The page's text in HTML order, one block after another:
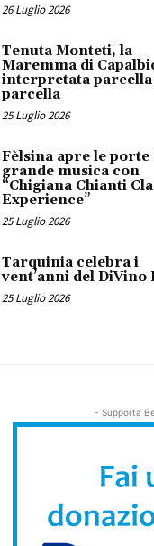
26 Luglio 2026
Tenuta Monteti, la
Maremma di
interpretata
parcella
25 Luglio 2026
Fèlsina apre le porte
grande musica con
“Chigiana Chianti
Experience”
25 Luglio 2026
Tarquinia celebra i
vent’anni del DiVino
25 Luglio 2026
- Supporta